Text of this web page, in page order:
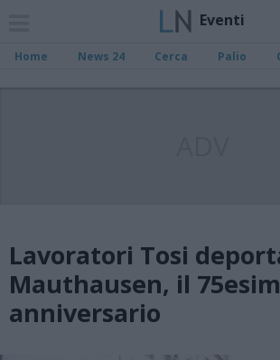
Eventi
Home News 24 Cerca Palio
Lavoratori Tosi
Mauthausen, il
anniversario